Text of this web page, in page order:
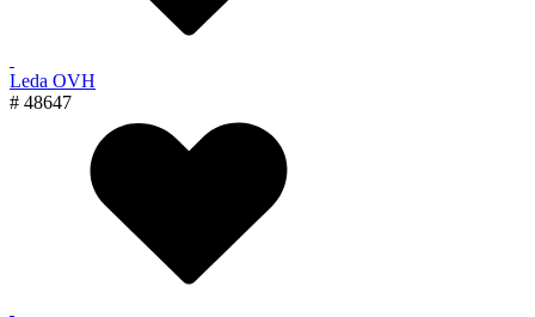
Leda OVH
# 48647